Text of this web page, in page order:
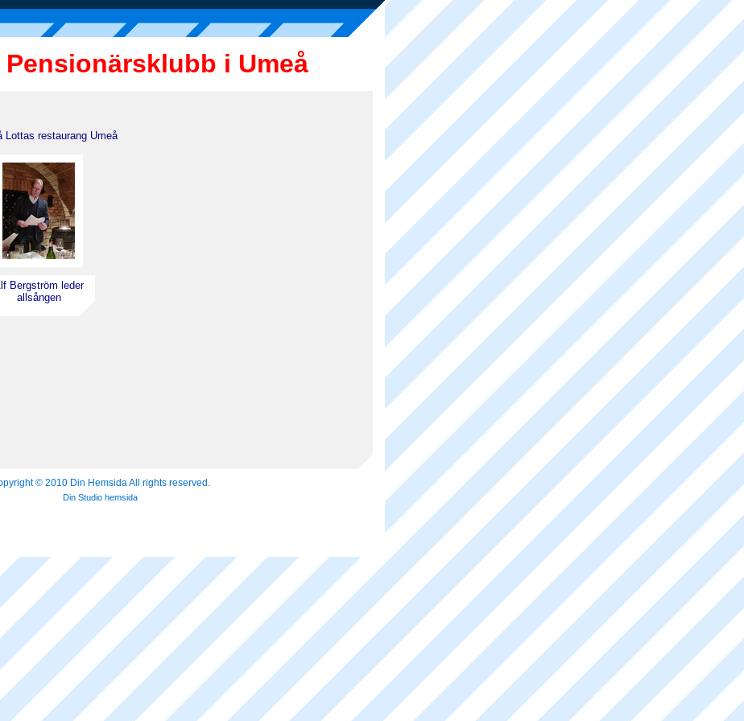
i Umeå
Lottas restaurang Umeå
Bergström leder
allsången
© 2010 Din Hemsida All rights reserved.
Din Studio hemsida